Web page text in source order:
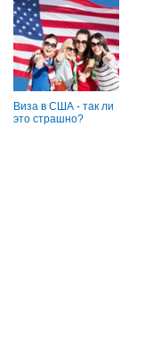
Виза в США - так ли
это страшно?